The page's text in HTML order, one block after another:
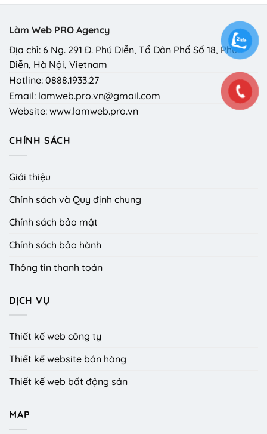
Làm Web PRO Agency
Địa chỉ: 6 Ng. 291 Đ. Phú Diễn, Tổ Dân Phố Số 18, Phú
Diễn, Hà Nội, Vietnam
Hotline: 0888.1933.27
Email: lamweb.pro.vn@gmail.com
Website: www.lamweb.pro.vn
CHÍNH SÁCH
Giới thiệu
Chính sách và Quy định chung
Chính sách bảo mật
Chính sách bảo hành
Thông tin thanh toán
DỊCH VỤ
Thiết kế web công ty
Thiết kế website bán hàng
Thiết kế web bất động sản
MAP